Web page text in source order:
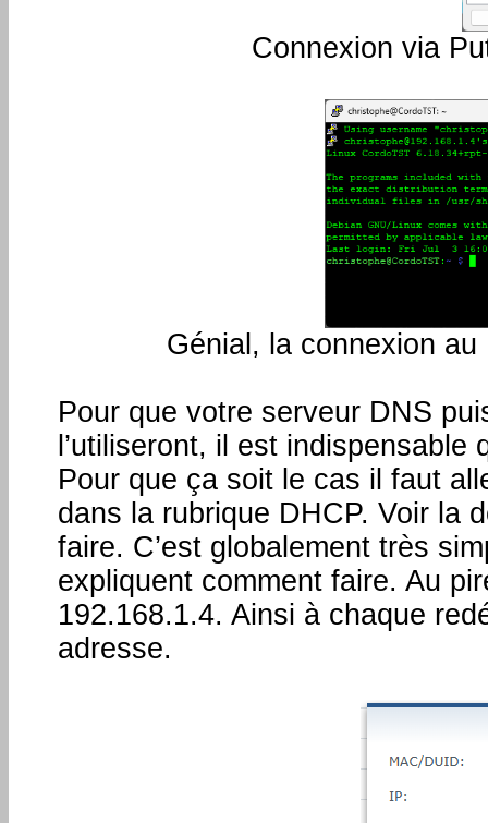
Connexion via
Génial, la connexion
Pour que votre serveur DNS
l’utiliseront, il est
Pour que ça soit le cas il faut
dans la rubrique DHCP. Voir la
faire. C’est globalement très
expliquent comment faire. Au
192.168.1.4. Ainsi à chaque
adresse.